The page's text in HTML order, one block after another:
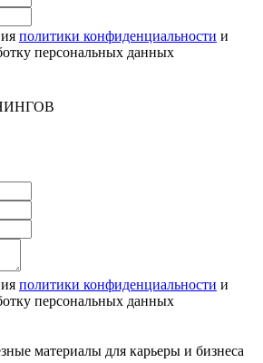
политики конфиденциальности и
персональных данных
политики конфиденциальности и
персональных данных
материалы для карьеры и бизнеса